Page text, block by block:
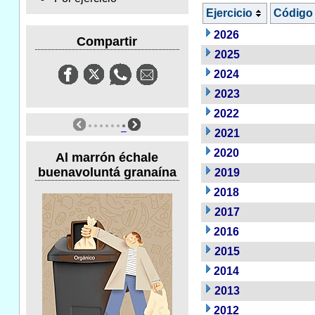
Compartir
Al marrón échale
buenavoluntá granaína
Ejercicio Código
2026
2025
2024
2023
2022
2021
2020
2019
2018
2017
2016
2015
2014
2013
2012